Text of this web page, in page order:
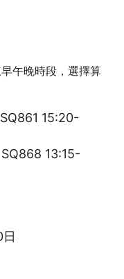
午晚時段，選擇算
15:20-
13:15-